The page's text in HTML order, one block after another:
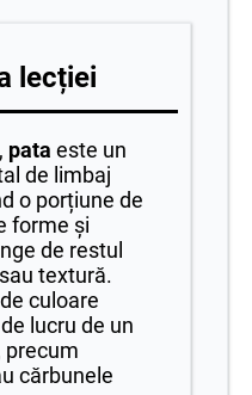
lecției
pata este un
de limbaj
o porțiune de
forme și
de restul
textură.
culoare
lucru de un
precum
cărbunele